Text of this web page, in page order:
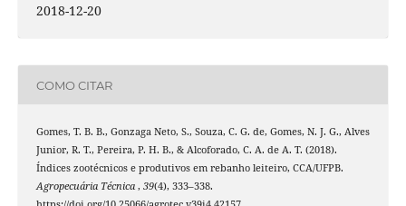
2018-12-20
COMO CITAR
Gomes, T. B. B., Gonzaga Neto, S., Souza, C. G. de, Gomes, N. J. G., Alves
Junior, R. T., Pereira, P. H. B., & Alcoforado, C. A. de A. T. (2018).
Índices zootécnicos e produtivos em rebanho leiteiro, CCA/UFPB.
Agropecuária Técnica , 39(4), 333–338.